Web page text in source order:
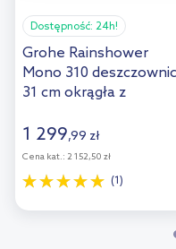
Dostępność: 24h!
Grohe Rainshower
Mono 310
31 cm okrągła z
chrom 26558000
1 299,99 zł
Cena kat.: 2 152,50 zł
(1)